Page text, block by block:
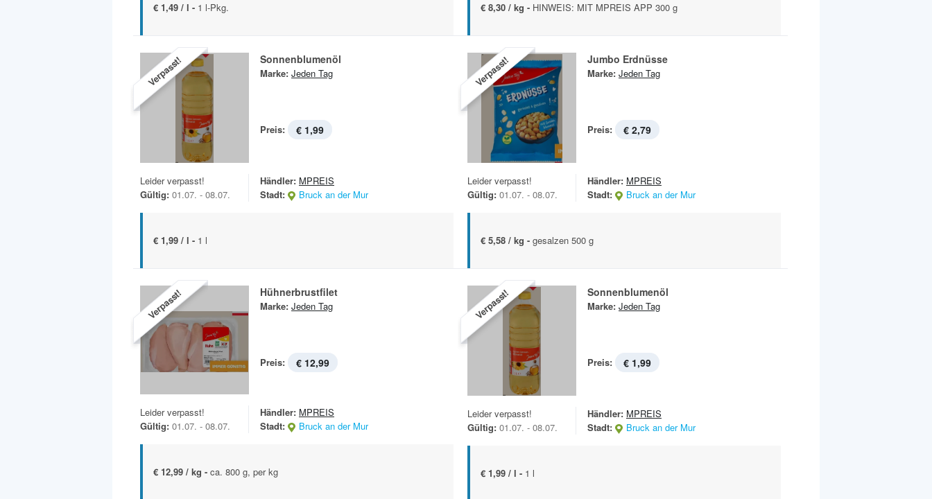
€ 1,49 / l - 1 l-Pkg. € 8,30 / kg - HINWEIS: MIT MPREIS APP 300 g
Verpasst! Sonnenblumenöl
Marke: Jeden Tag
Preis: € 1,99
Leider verpasst!
Gültig: 01.07. - 08.07.
Händler: MPREIS
Stadt:
Bruck an der Mur
€ 1,99 / l - 1 l
Verpasst! Jumbo Erdnüsse
Marke: Jeden Tag
Preis: € 2,79
Leider verpasst!
Gültig: 01.07. - 08.07.
Händler: MPREIS
Stadt:
Bruck an der Mur
€ 5,58 / kg - gesalzen 500 g
Verpasst! Hühnerbrustfilet
Marke: Jeden Tag
Preis: € 12,99
Leider verpasst!
Gültig: 01.07. - 08.07.
Händler: MPREIS
Stadt:
Bruck an der Mur
€ 12,99 / kg - ca. 800 g, per kg
Verpasst! Sonnenblumenöl
Marke: Jeden Tag
Preis: € 1,99
Leider verpasst!
Gültig: 01.07. - 08.07.
Händler: MPREIS
Stadt:
Bruck an der Mur
€ 1,99 / l - 1 l